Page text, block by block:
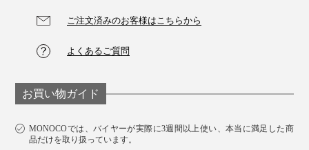
ご注文済みのお客様はこちらから
よくあるご質問
お買い物ガイド
MONOCOでは、バイヤーが実際に3週間以上使い、本当に満足した商
品だけを取り扱っています。